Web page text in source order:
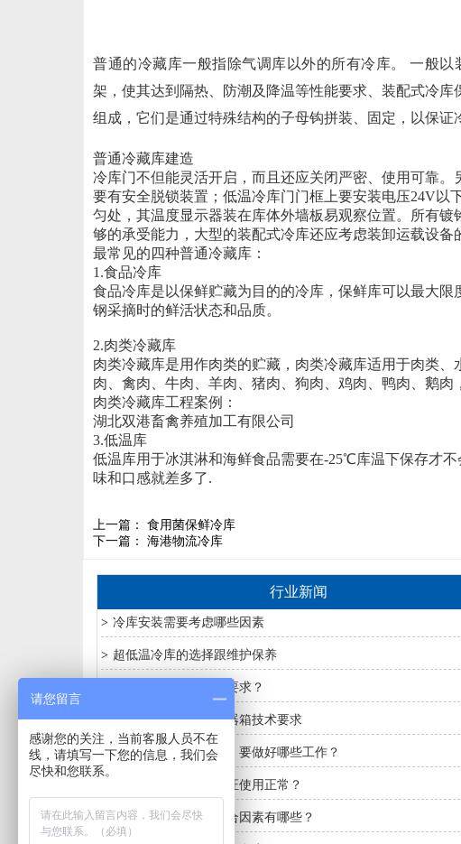
普通的冷藏库一般指除气调库以外的所有冷库。 一般
架，使其达到隔热、防潮及降温等性能要求、装配式冷
组成，它们是通过特殊结构的子母钩拼装、固定，以保证
普通冷藏库建造
冷库门不但能灵活开启，而且还应关闭严密、使用可靠
要有安全脱锁装置；低温冷库门门框上要安装电压24V
匀处，其温度显示器装在库体外墙板易观察位置。所有
够的承受能力，大型的装配式冷库还应考虑装卸运载设备
最常见的四种普通冷藏库：
1.食品冷库
食品冷库是以保鲜贮藏为目的的冷库，保鲜库可以最大
钢采摘时的鲜活状态和品质。
2.肉类冷藏库
肉类冷藏库是用作肉类的贮藏，肉类冷藏库适用于肉类
肉、禽肉、牛肉、羊肉、猪肉、狗肉、鸡肉、鸭肉、鹅肉
肉类冷藏库工程案例：
湖北双港畜禽养殖加工有限公司
3.低温库
低温库用于冰淇淋和海鲜食品需要在-25℃库温下保存才
味和口感就差多了.
上一篇： 食用菌保鲜冷库
下一篇： 海港物流冷库
行业新闻
> 冷库安装需要考虑哪些因素
> 超低温冷库的选择跟维护保养​
专业冷库安装有哪些要求？
> 安装冷库以及安装电器箱技术要求
> 保鲜冷库要保鲜橘子，要做好哪些工作？
夏季冷库要怎么样保证使用正常？
> 冷库安装应考虑的综合因素有哪些？
请您留言
感谢您的关注，当前客服人员不在
线，请填写一下您的信息，我们会
尽快和您联系。